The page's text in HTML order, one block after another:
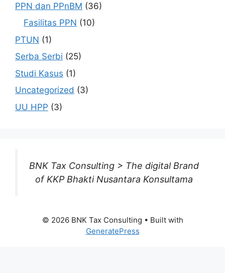
PPN dan PPnBM (36)
Fasilitas PPN (10)
PTUN (1)
Serba Serbi (25)
Studi Kasus (1)
Uncategorized (3)
UU HPP (3)
BNK Tax Consulting > The digital Brand
of KKP Bhakti Nusantara Konsultama
© 2026 BNK Tax Consulting • Built with
GeneratePress